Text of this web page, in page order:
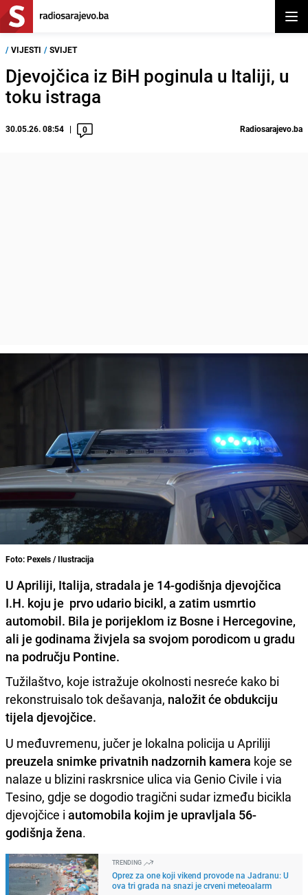
/ VIJESTI / SVIJET
Djevojčica iz BiH poginula u Italiji, u
toku istraga
30.05.26. 08:54 0 Radiosarajevo.ba
Foto: Pexels / Ilustracija
U Apriliji, Italija, stradala je 14-godišnja djevojčica
I.H. koju je prvo udario bicikl, a zatim usmrtio
automobil. Bila je porijeklom iz Bosne i Hercegovine,
ali je godinama živjela sa svojom porodicom u gradu
na području Pontine.
Tužilaštvo, koje istražuje okolnosti nesreće kako bi
rekonstruisalo tok dešavanja, naložit će obdukciju
tijela djevojčice.
U međuvremenu, jučer je lokalna policija u Apriliji
preuzela snimke privatnih nadzornih kamera koje se
nalaze u blizini raskrsnice ulica via Genio Civile i via
Tesino, gdje se dogodio tragični sudar između bicikla
djevojčice i automobila kojim je upravljala 56-
godišnja žena.
TRENDING
Oprez za one koji vikend provode na Jadranu: U
ova tri grada na snazi je crveni meteoalarm